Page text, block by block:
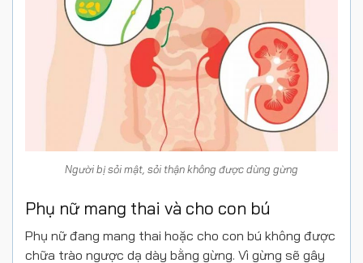
Người bị sỏi mật, sỏi thận không được dùng gừng
Phụ nữ mang thai và cho con bú
Phụ nữ đang mang thai hoặc cho con bú không được
chữa trào ngược dạ dày bằng gừng. Vì gừng sẽ gây